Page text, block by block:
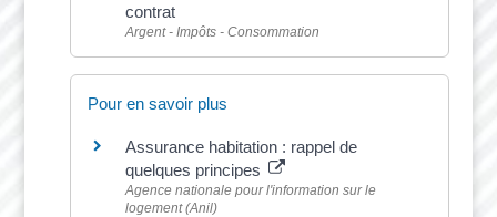
contrat
Argent - Impôts - Consommation
Pour en savoir plus
Assurance habitation : rappel de
quelques principes
Agence nationale pour l'information sur le
logement (Anil)